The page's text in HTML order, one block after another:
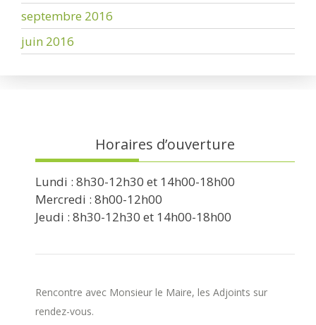
septembre 2016
juin 2016
Horaires d’ouverture
Lundi : 8h30-12h30 et 14h00-18h00
Mercredi : 8h00-12h00
Jeudi : 8h30-12h30 et 14h00-18h00
Rencontre avec Monsieur le Maire, les Adjoints sur
rendez-vous.